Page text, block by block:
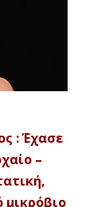
: Έχασε
–